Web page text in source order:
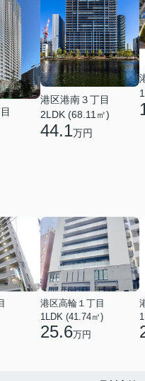
港区港南３丁目
2LDK (68.11㎡)
44.1万円
港区高輪１丁目
1LDK (41.74㎡)
25.6万円